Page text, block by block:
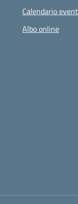
Calendario
Albo online